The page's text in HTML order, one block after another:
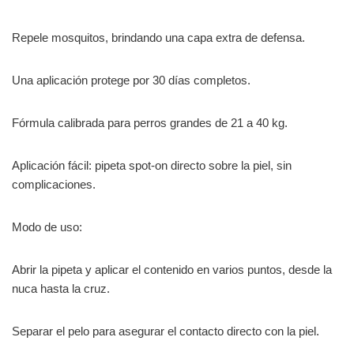
Repele mosquitos, brindando una capa extra de defensa.
Una aplicación protege por 30 días completos.
Fórmula calibrada para perros grandes de 21 a 40 kg.
Aplicación fácil: pipeta spot-on directo sobre la piel, sin
complicaciones.
Modo de uso:
Abrir la pipeta y aplicar el contenido en varios puntos, desde la
nuca hasta la cruz.
Separar el pelo para asegurar el contacto directo con la piel.